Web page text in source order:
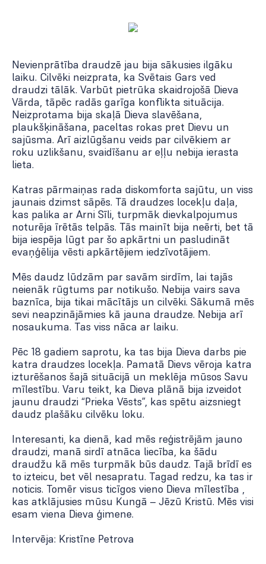
Nevienprātība draudzē jau bija sākusies ilgāku
laiku. Cilvēki neizprata, ka Svētais Gars ved
draudzi tālāk. Varbūt pietrūka skaidrojošā Dieva
Vārda, tāpēc radās garīga konflikta situācija.
Neizprotama bija skaļā Dieva slavēšana,
plaukšķināšana, paceltas rokas pret Dievu un
sajūsma. Arī aizlūgšanu veids par cilvēkiem ar
roku uzlikšanu, svaidīšanu ar eļļu nebija ierasta
lieta.
Katras pārmaiņas rada diskomforta sajūtu, un viss
jaunais dzimst sāpēs. Tā draudzes locekļu daļa,
kas palika ar Arni Sīli, turpmāk dievkalpojumus
noturēja īrētās telpās. Tās mainīt bija neērti, bet tā
bija iespēja lūgt par šo apkārtni un pasludināt
evaņģēlija vēsti apkārtējiem iedzīvotājiem.
Mēs daudz lūdzām par savām sirdīm, lai tajās
neienāk rūgtums par notikušo. Nebija vairs sava
baznīca, bija tikai mācītājs un cilvēki. Sākumā mēs
sevi neapzinājāmies kā jauna draudze. Nebija arī
nosaukuma. Tas viss nāca ar laiku.
Pēc 18 gadiem saprotu, ka tas bija Dieva darbs pie
katra draudzes locekļa. Pamatā Dievs vēroja katra
izturēšanos šajā situācijā un meklēja mūsos Savu
mīlestību. Varu teikt, ka Dieva plānā bija izveidot
jaunu draudzi “Prieka Vēsts”, kas spētu aizsniegt
daudz plašāku cilvēku loku.
Interesanti, ka dienā, kad mēs reģistrējām jauno
draudzi, manā sirdī atnāca liecība, ka šādu
draudžu kā mēs turpmāk būs daudz. Tajā brīdī es
to izteicu, bet vēl nesapratu. Tagad redzu, ka tas ir
noticis. Tomēr visus ticīgos vieno Dieva mīlestība ,
kas atklājusies mūsu Kungā – Jēzū Kristū. Mēs visi
esam viena Dieva ģimene.
Intervēja: Kristīne Petrova